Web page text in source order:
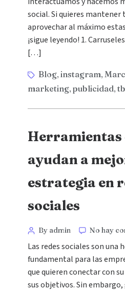
social. Si quieres
aprovechar al máximo
¡sigue leyendo! 1.
[…]
Blog,instagram,
marketing,publicidad,
Herramientas
ayudan a
estrategia en
sociales
By admin No hay
Las redes sociales son una
fundamental para las
que quieren conectar con
sus objetivos. Sin